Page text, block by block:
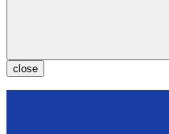
close